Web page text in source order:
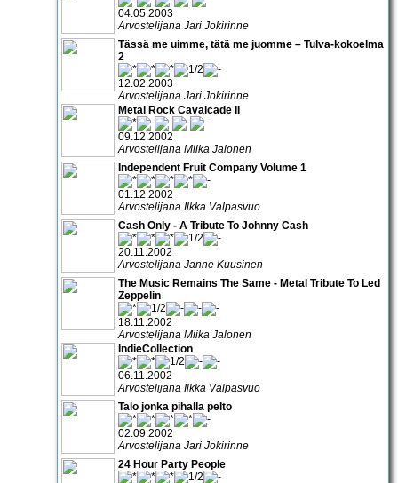
04.05.2003
Arvostelijana Jari Jokirinne
Tässä me uimme, tätä me juomme – Tulva-kokoelma
2
12.02.2003
Arvostelijana Jari Jokirinne
Metal Rock Cavalcade II
09.12.2002
Arvostelijana Miika Jalonen
Independent Fruit Company Volume 1
01.12.2002
Arvostelijana Ilkka Valpasvuo
Cash Only - A Tribute To Johnny Cash
20.11.2002
Arvostelijana Janne Kuusinen
The Music Remains The Same - Metal Tribute To Led
Zeppelin
18.11.2002
Arvostelijana Miika Jalonen
IndieCollection
06.11.2002
Arvostelijana Ilkka Valpasvuo
Talo jonka pihalla pelto
02.09.2002
Arvostelijana Jari Jokirinne
24 Hour Party People